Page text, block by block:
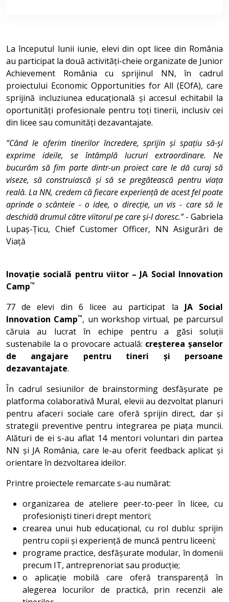
La începutul lunii iunie, elevi din opt licee din România
au participat la două activități-cheie organizate de Junior
Achievement România cu sprijinul NN, în cadrul
proiectului Economic Opportunities for All (EOfA), care
sprijină incluziunea educațională și accesul echitabil la
oportunități profesionale pentru toți tinerii, inclusiv cei
din licee sau comunități dezavantajate.
“Când le oferim tinerilor încredere, sprijin și spațiu să-și
exprime ideile, se întâmplă lucruri extraordinare. Ne
bucurăm să fim parte dintr-un proiect care le dă curaj să
viseze, să construiască și să se pregătească pentru viața
reală. La NN, credem că fiecare experiență de acest fel poate
aprinde o scânteie - o idee, o direcție, un vis - care să le
deschidă drumul către viitorul pe care și-l doresc.”- Gabriela
Lupaș-Țicu, Chief Customer Officer, NN Asigurări de
Viață
Inovație socială pentru viitor – JA Social Innovation
Camp™
77 de elevi din 6 licee au participat la JA Social
Innovation Camp™, un workshop virtual, pe parcursul
căruia au lucrat în echipe pentru a găsi soluții
sustenabile la o provocare actuală: creșterea șanselor
de angajare pentru tineri și persoane
dezavantajate.
În cadrul sesiunilor de brainstorming desfășurate pe
platforma colaborativă Mural, elevii au dezvoltat planuri
pentru afaceri sociale care oferă sprijin direct, dar și
strategii preventive pentru integrarea pe piața muncii.
Alături de ei s-au aflat 14 mentori voluntari din partea
NN și JA România, care le-au oferit feedback aplicat și
orientare în dezvoltarea ideilor.
Printre proiectele remarcate s-au numărat:
organizarea de ateliere peer-to-peer în licee, cu
profesioniști tineri drept mentori;
crearea unui hub educațional, cu rol dublu: sprijin
pentru copii și experiență de muncă pentru liceeni;
programe practice, desfășurate modular, în domenii
precum IT, antreprenoriat sau producție;
o aplicație mobilă care oferă transparență în
alegerea locurilor de practică, prin recenzii ale